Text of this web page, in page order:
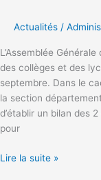
Actualités /
L’Assemblée
des collèges et des
septembre. Dans le
la section
d’établir un bilan des
pour
Moselle
Lire la suite »